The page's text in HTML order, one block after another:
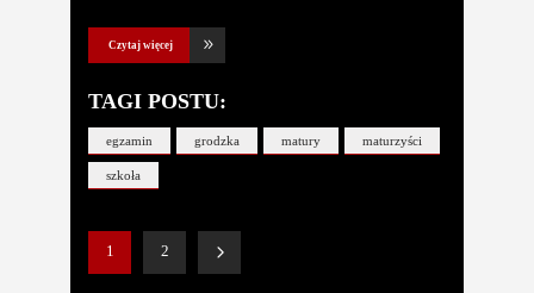
Czytaj więcej
TAGI POSTU:
egzamin grodzka matury maturzyści
szkoła
1 2